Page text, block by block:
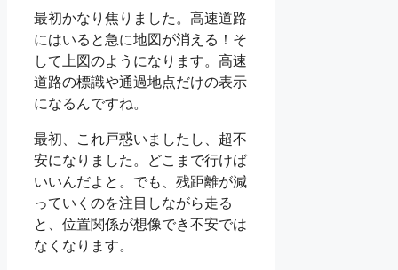
最初かなり焦りました。高速道路
にはいると急に地図が消える！そ
して上図のようになります。高速
道路の標識や通過地点だけの表示
になるんですね。
最初、これ戸惑いましたし、超不
安になりました。どこまで行けば
いいんだよと。でも、残距離が減
っていくのを注目しながら走る
と、位置関係が想像でき不安では
なくなります。